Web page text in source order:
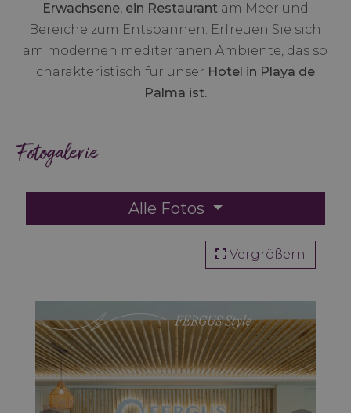
Erwachsene, ein Restaurantam Meer und
Bereiche zum Entspannen. Erfreuen Sie sich
am modernen mediterranen Ambiente, das so
charakteristisch für unser Hotel in Playa de
Palma ist.
Fotogalerie
Alle Fotos
Vergrößern